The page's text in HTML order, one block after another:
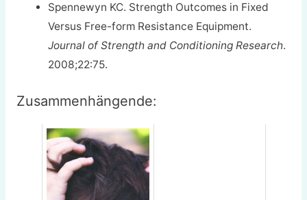
Spennewyn KC. Strength Outcomes in Fixed
Versus Free-form Resistance Equipment.
Journal of Strength and Conditioning Research.
2008;22:75.
Zusammenhängende: